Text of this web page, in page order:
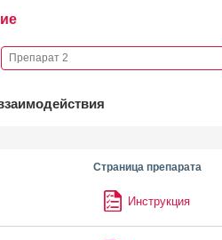
Страница препарата
Инструкция